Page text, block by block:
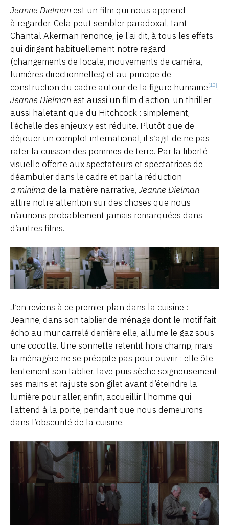
Jeanne Dielman est un film qui nous apprend
à regarder. Cela peut sembler paradoxal, tant
Chantal Akerman renonce, je l’ai dit, à tous les effets
qui dirigent habituellement notre regard
(changements de focale, mouvements de caméra,
lumières directionnelles) et au principe de
construction du cadre autour de la figure humaine[13].
Jeanne Dielman est aussi un film d’action, un thriller
aussi haletant que du Hitchcock : simplement,
l’échelle des enjeux y est réduite. Plutôt que de
déjouer un complot international, il s’agit de ne pas
rater la cuisson des pommes de terre. Par la liberté
visuelle offerte aux spectateurs et spectatrices de
déambuler dans le cadre et par la réduction
a minima de la matière narrative, Jeanne Dielman
attire notre attention sur des choses que nous
n’aurions probablement jamais remarquées dans
d’autres films.
J’en reviens à ce premier plan dans la cuisine :
Jeanne, dans son tablier de ménage dont le motif fait
écho au mur carrelé derrière elle, allume le gaz sous
une cocotte. Une sonnette retentit hors champ, mais
la ménagère ne se précipite pas pour ouvrir : elle ôte
lentement son tablier, lave puis sèche soigneusement
ses mains et rajuste son gilet avant d’éteindre la
lumière pour aller, enfin, accueillir l’homme qui
l’attend à la porte, pendant que nous demeurons
dans l’obscurité de la cuisine.